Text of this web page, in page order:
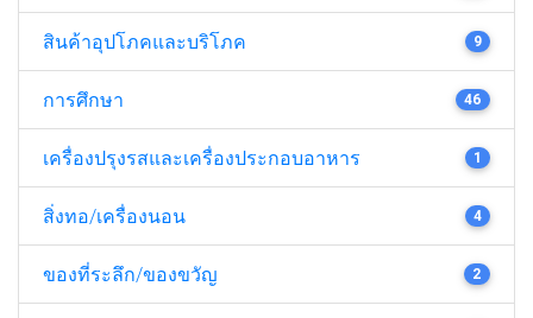
สินค้าอุปโภคและบริโภค 9
การศึกษา 46
เครื่องปรุงรสและเครื่องประกอบอาหาร 1
สิ่งทอ/เครื่องนอน 4
ของที่ระลึก/ของขวัญ 2